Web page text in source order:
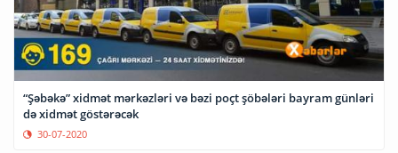
“Şəbəkə” xidmət mərkəzləri və bəzi poçt şöbələri bayram günləri
də xidmət göstərəcək
30-07-2020